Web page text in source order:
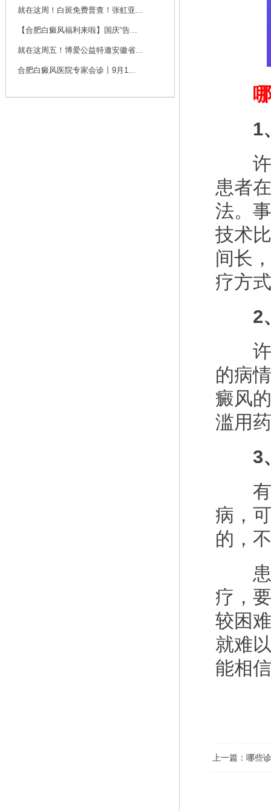
刘斌，中共党员，毕
业于华中科技大学
就在这周！白斑免费普查！张虹亚...
【合肥白癜风福利来啦】国庆“告...
就在这周五！博爱公益特邀安徽省...
合肥白癜风医院专家会诊丨9月1...
哪
1、
许多
患者
法。
技术
间长
疗方
2、
许多
的病
癜风
滥用
3、
有些
病，
的，
患者
疗，
较困
就难
能相
上一篇： 哪些